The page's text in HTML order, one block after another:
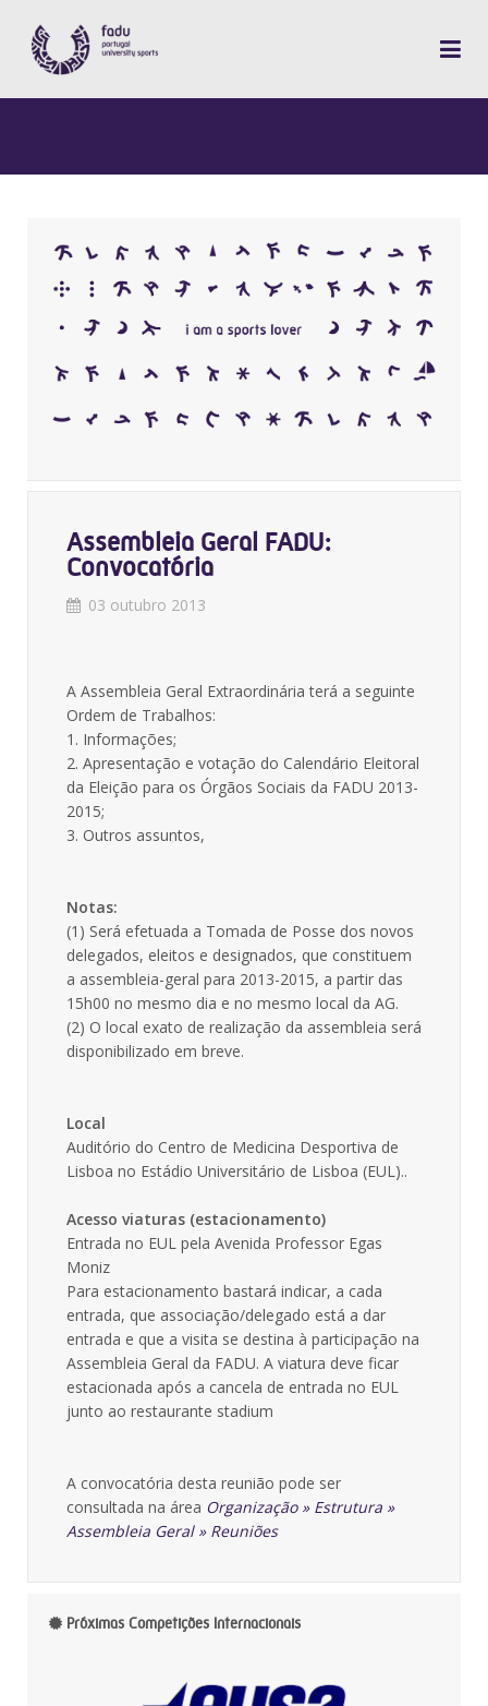
Assembleia Geral FADU:
Convocatória
03 outubro 2013
A Assembleia Geral Extraordinária terá a seguinte
Ordem de Trabalhos:
1. Informações;
2. Apresentação e votação do Calendário Eleitoral
da Eleição para os Órgãos Sociais da FADU 2013-
2015;
3. Outros assuntos,
Notas:
(1) Será efetuada a Tomada de Posse dos novos
delegados, eleitos e designados, que constituem
a assembleia-geral para 2013-2015, a partir das
15h00 no mesmo dia e no mesmo local da AG.
(2) O local exato de realização da assembleia será
disponibilizado em breve.
Local
Auditório do Centro de Medicina Desportiva de
Lisboa no Estádio Universitário de Lisboa (EUL)..
Acesso viaturas (estacionamento)
Entrada no EUL pela Avenida Professor Egas
Moniz
Para estacionamento bastará indicar, a cada
entrada, que associação/delegado está a dar
entrada e que a visita se destina à participação na
Assembleia Geral da FADU. A viatura deve ficar
estacionada após a cancela de entrada no EUL
junto ao restaurante stadium
A convocatória desta reunião pode ser
consultada na área Organização » Estrutura »
Assembleia Geral » Reuniões
Próximas Competições Internacionais